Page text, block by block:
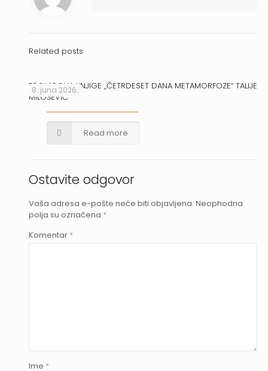
Related posts
8. juna 2026.
PROMOCIJA KNJIGE „ČETRDESET DANA METAMORFOZE“ TALIJE
MILOŠEVIĆ
Read more
Ostavite odgovor
Vaša adresa e-pošte neće biti objavljena. Neophodna
polja su označena *
Komentar *
Ime *